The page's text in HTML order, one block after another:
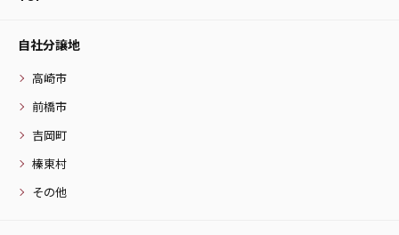
自社分譲地
高崎市
前橋市
吉岡町
榛東村
その他